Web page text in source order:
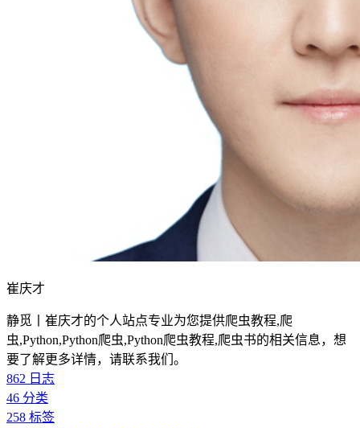
崔庆才
静觅丨崔庆才的个人站点专业为您提供爬虫教程,爬
虫,Python,Python爬虫,Python爬虫教程,爬虫书的相关信息，想
要了解更多详情，请联系我们。
862 日志
46 分类
258 标签